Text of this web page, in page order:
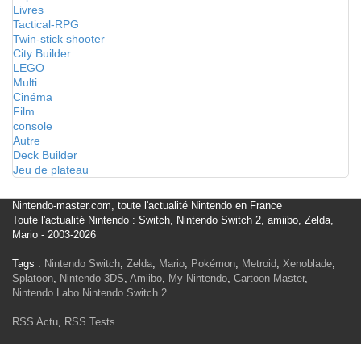
Livres
Tactical-RPG
Twin-stick shooter
City Builder
LEGO
Multi
Cinéma
Film
console
Autre
Deck Builder
Jeu de plateau
Nintendo-master.com, toute l'actualité Nintendo en France
Toute l'actualité Nintendo : Switch, Nintendo Switch 2, amiibo, Zelda,
Mario - 2003-2026
Tags : Nintendo Switch, Zelda, Mario, Pokémon, Metroid, Xenoblade,
Splatoon, Nintendo 3DS, Amiibo, My Nintendo, Cartoon Master,
Nintendo Labo Nintendo Switch 2
RSS Actu, RSS Tests